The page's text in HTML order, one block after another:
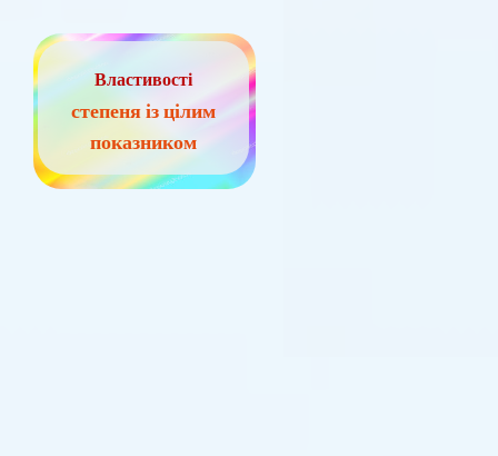
Властивості
степеня із цілим
показником